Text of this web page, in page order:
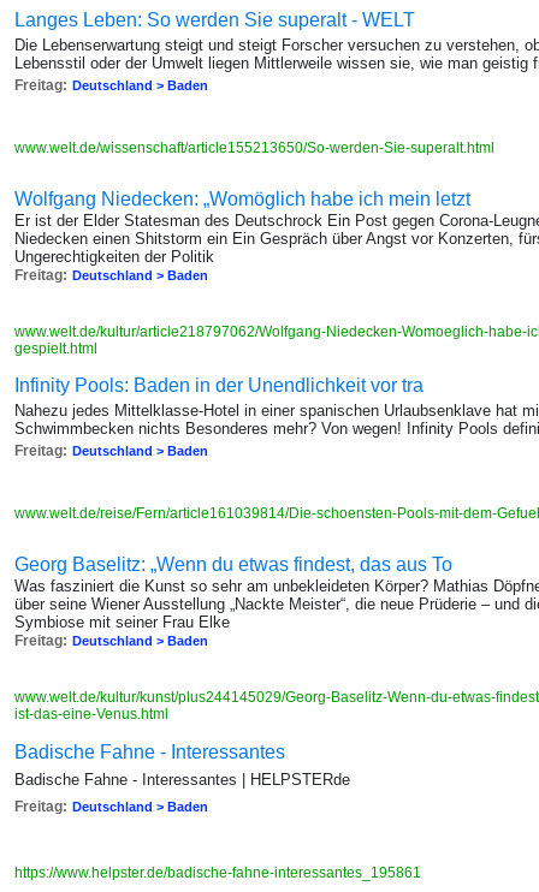
Langes Leben: So werden Sie superalt - WELT
Die Lebenserwartung steigt und steigt Forscher versuchen zu verstehen,
Lebensstil oder der Umwelt liegen Mittlerweile wissen sie, wie man geistig
Freitag: Deutschland > Baden
www.welt.de/wissenschaft/article155213650/So-werden-Sie-superalt.html
Wolfgang Niedecken: „Womöglich habe ich mein letzt
Er ist der Elder Statesman des Deutschrock Ein Post gegen Corona-
Niedecken einen Shitstorm ein Ein Gespräch über Angst vor Konzerten,
Ungerechtigkeiten der Politik
Freitag: Deutschland > Baden
www.welt.de/kultur/article218797062/Wolfgang-Niedecken-Womoeglich-habe-
gespielt.html
Infinity Pools: Baden in der Unendlichkeit vor tra
Nahezu jedes Mittelklasse-Hotel in einer spanischen Urlaubsenklave hat
Schwimmbecken nichts Besonderes mehr? Von wegen! Infinity Pools
Freitag: Deutschland > Baden
www.welt.de/reise/Fern/article161039814/Die-schoensten-Pools-mit-dem-
Georg Baselitz: „Wenn du etwas findest, das aus To
Was fasziniert die Kunst so sehr am unbekleideten Körper? Mathias
über seine Wiener Ausstellung „Nackte Meister“, die neue Prüderie – und
Symbiose mit seiner Frau Elke
Freitag: Deutschland > Baden
www.welt.de/kultur/kunst/plus244145029/Georg-Baselitz-Wenn-du-etwas-
ist-das-eine-Venus.html
Badische Fahne - Interessantes
Badische Fahne - Interessantes | HELPSTERde
Freitag: Deutschland > Baden
https://www.helpster.de/badische-fahne-interessantes_195861